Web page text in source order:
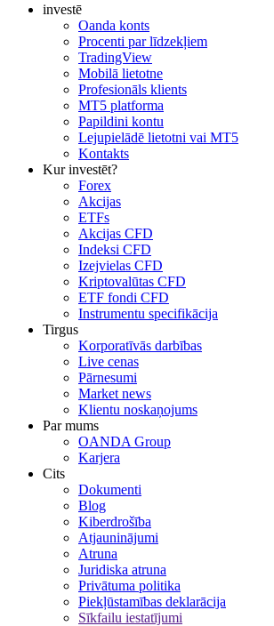
investē
Oanda konts
Procenti par līdzekļiem
TradingView
Mobilā lietotne
Profesionāls klients
MT5 platforma
Papildini kontu
Lejupielādē lietotni vai MT5
Kontakts
Kur investēt?
Forex
Akcijas
ETFs
Akcijas CFD
Indeksi CFD
Izejvielas CFD
Kriptovalūtas CFD
ETF fondi CFD
Instrumentu specifikācija
Tirgus
Korporatīvās darbības
Live cenas
Pārnesumi
Market news
Klientu noskaņojums
Par mums
OANDA Group
Karjera
Cits
Dokumenti
Blog
Kiberdrošība
Atjauninājumi
Atruna
Juridiska atruna
Privātuma politika
Piekļūstamības deklarācija
Sīkfailu iestatījumi